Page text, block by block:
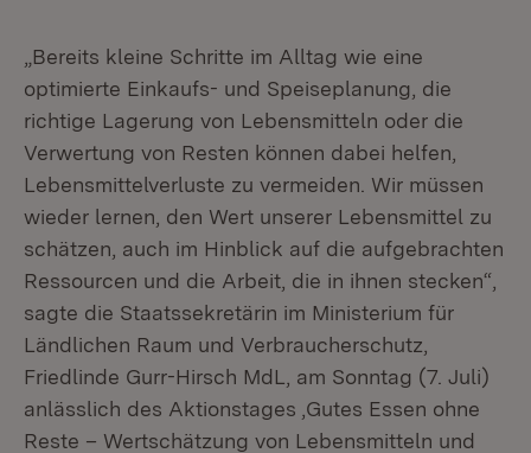
„Bereits kleine Schritte im Alltag wie eine
optimierte Einkaufs- und Speiseplanung, die
richtige Lagerung von Lebensmitteln oder die
Verwertung von Resten können dabei helfen,
Lebensmittelverluste zu vermeiden. Wir müssen
wieder lernen, den Wert unserer Lebensmittel zu
schätzen, auch im Hinblick auf die aufgebrachten
Ressourcen und die Arbeit, die in ihnen stecken“,
sagte die Staatssekretärin im Ministerium für
Ländlichen Raum und Verbraucherschutz,
Friedlinde Gurr-Hirsch MdL, am Sonntag (7. Juli)
anlässlich des Aktionstages ‚Gutes Essen ohne
Reste – Wertschätzung von Lebensmitteln und